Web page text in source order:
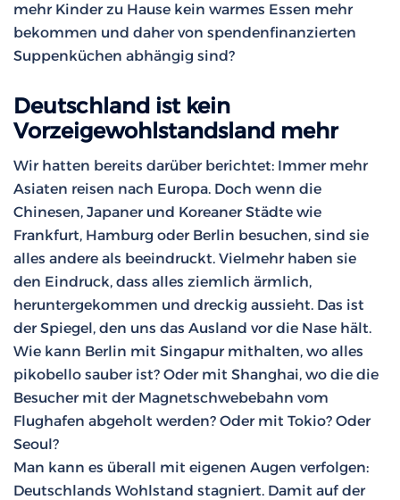
mehr Kinder zu Hause kein warmes Essen mehr
bekommen und daher von spendenfinanzierten
Suppenküchen abhängig sind?
Deutschland ist kein
Vorzeigewohlstandsland mehr
Wir hatten bereits darüber berichtet: Immer mehr
Asiaten reisen nach Europa. Doch wenn die
Chinesen, Japaner und Koreaner Städte wie
Frankfurt, Hamburg oder Berlin besuchen, sind sie
alles andere als beeindruckt. Vielmehr haben sie
den Eindruck, dass alles ziemlich ärmlich,
heruntergekommen und dreckig aussieht. Das ist
der Spiegel, den uns das Ausland vor die Nase hält.
Wie kann Berlin mit Singapur mithalten, wo alles
pikobello sauber ist? Oder mit Shanghai, wo die die
Besucher mit der Magnetschwebebahn vom
Flughafen abgeholt werden? Oder mit Tokio? Oder
Seoul?
Man kann es überall mit eigenen Augen verfolgen:
Deutschlands Wohlstand stagniert. Damit auf der